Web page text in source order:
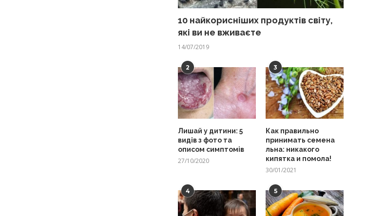
10 найкорисніших продуктів світу,
які ви не вживаєте
14/07/2019
2
Лишай у дитини: 5
видів з фото та
описом симптомів
27/10/2020
3
Как правильно
принимать семена
льна: никакого
кипятка и помола!
30/01/2021
4 5